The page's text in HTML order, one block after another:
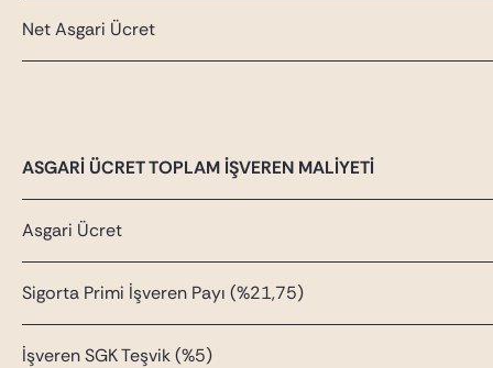
Net Asgari Ücret
ASGARİ ÜCRET TOPLAM İŞVEREN MALİYETİ
Asgari Ücret
Sigorta Primi İşveren Payı (%21,75)
İşveren SGK Teşvik (%5)